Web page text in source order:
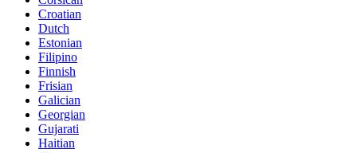
Croatian
Dutch
Estonian
Filipino
Finnish
Frisian
Galician
Georgian
Gujarati
Haitian